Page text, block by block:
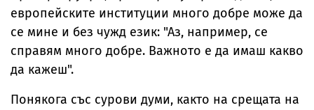
европейските институции много добре може да
се мине и без чужд език: "Аз, например, се
справям много добре. Важното е да имаш какво
да кажеш".
Понякога със сурови думи, както на срещата на